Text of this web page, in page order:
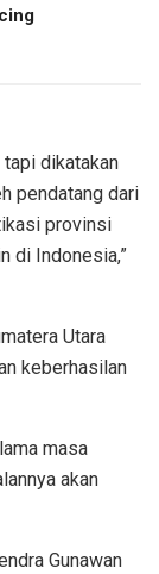
dikatakan
pendatang dari
provinsi
di Indonesia,”
Utara
keberhasilan
masa
akan
Gunawan